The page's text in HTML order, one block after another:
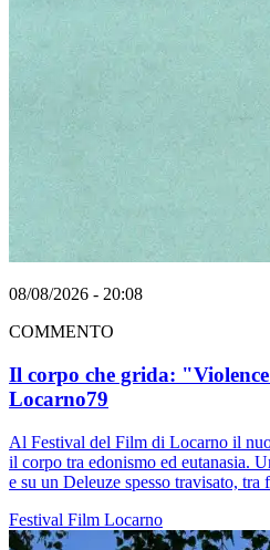
08/08/2026 - 20:08
COMMENTO
Il corpo che grida:
Locarno79
Al Festival del Film di Locarno il
il corpo tra edonismo ed eutanasia.
e su un Deleuze spesso travisato, tra
Festival Film Locarno